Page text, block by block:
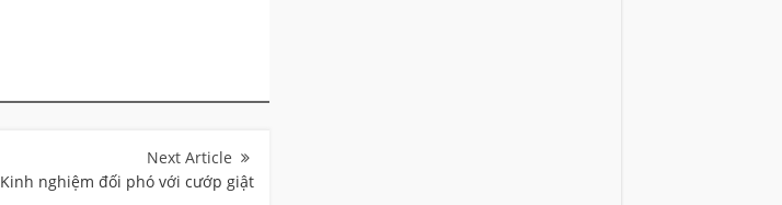
Kinh nghiệm đối phó với cướp giật